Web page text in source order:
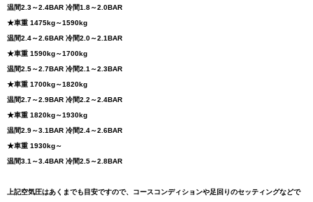
温間2.3～2.4BAR 冷間1.8～2.0BAR
★車重 1475kg～1590kg
温間2.4～2.6BAR 冷間2.0～2.1BAR
★車重 1590kg～1700kg
温間2.5～2.7BAR 冷間2.1～2.3BAR
★車重 1700kg～1820kg
温間2.7～2.9BAR 冷間2.2～2.4BAR
★車重 1820kg～1930kg
温間2.9～3.1BAR 冷間2.4～2.6BAR
★車重 1930kg～
温間3.1～3.4BAR 冷間2.5～2.8BAR
上記空気圧はあくまでも目安ですので、コースコンディションや足回りのセッティングなどで